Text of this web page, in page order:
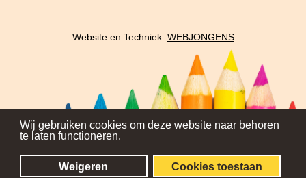
Wij gebruiken cookies om deze website naar behoren
te laten functioneren.
Weigeren Cookies toestaan
Website en Techniek: WEBJONGENS